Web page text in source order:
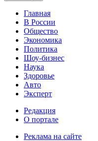
Главная
В России
Общество
Экономика
Политика
Шоу-бизнес
Наука
Здоровье
Авто
Эксперт
Редакция
О портале
Реклама на сайте